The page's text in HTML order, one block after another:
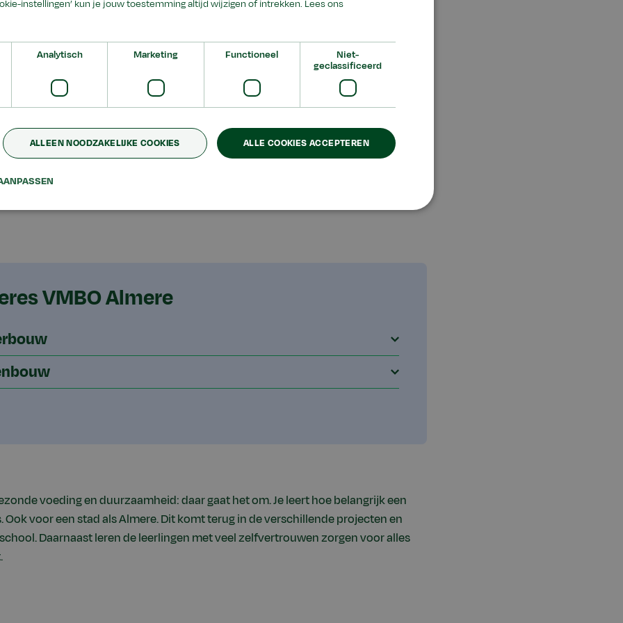
leerweg (bl), kaderberoepsgerichte leerweg (kl) en gemengde
science, technics en food.
VMBO Almere
voeding en duurzaamheid: daar gaat het om. Je leert hoe belangrijk een
Ook voor een stad als Almere. Dit komt terug in de verschillende projecten en
Daarnaast leren de leerlingen met veel zelfvertrouwen zorgen voor alles
instellingen’ kun je jouw toestemming altijd wijzigen of intrekken. Lees ons
Analytisch Marketing Functioneel
Niet-
geclassificeerd
ALLE COOKIES ACCEPTEREN
ALLEEN NOODZAKELIJKE COOKIES